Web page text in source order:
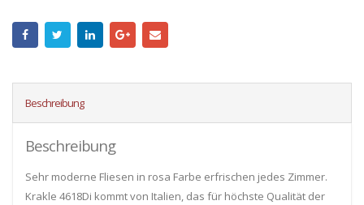
Beschreibung
Beschreibung
Sehr moderne Fliesen in rosa Farbe erfrischen jedes Zimmer.
Krakle 4618Di kommt von Italien, das für höchste Qualität der